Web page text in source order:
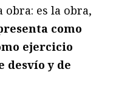
es la obra,
como
ejercicio
desvío y de